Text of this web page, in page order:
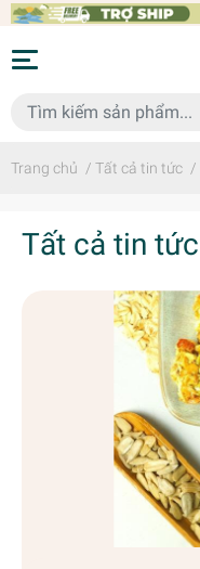
Trang chủ / Tất cả tin tức /
Tất cả tin tức